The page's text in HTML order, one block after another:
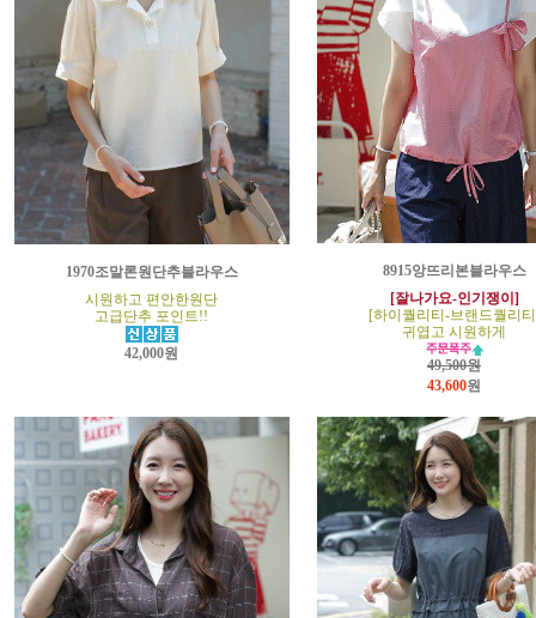
1970조말론원단추블라우스
시원하고 편안한원단
고급단추 포인트!!
42,000원
8915앙뜨리본블라우스
[잘나가요-인기쟁이]
[하이퀄리티-브랜드퀄리
귀엽고 시원하게
49,500원
43,600원